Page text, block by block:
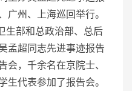
广州、上海巡回举行。
生部和总政治部、总后
孟超同志先进事迹报告
会，千余名在京院士、
生代表参加了报告会。